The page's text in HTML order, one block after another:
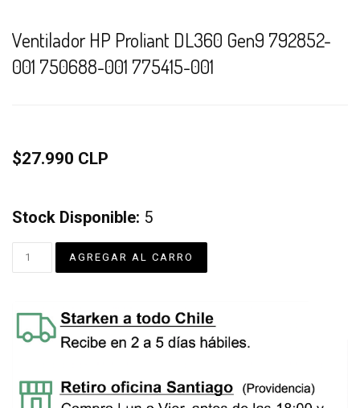
Ventilador HP Proliant DL360 Gen9 792852-
001 750688-001 775415-001
$27.990 CLP
Stock Disponible: 5